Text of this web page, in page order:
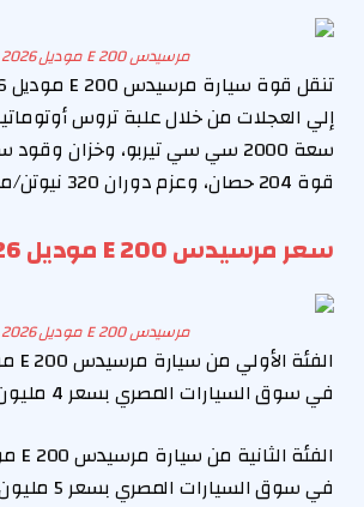
مرسيدس E 200 موديل 2026
إلي العجلات من خلال علبة تروس
قوة 204 حصان، وعزم دوران 320 نيوتن/متر .
سعر مرسيدس E 200 موديل 2026
مرسيدس E 200 موديل 2026
في سوق السيارات المصري بسعر 4 مليون و 920 ألف جنيه .
في سوق السيارات المصري بسعر 5 مليون و 600 ألف جنيه .